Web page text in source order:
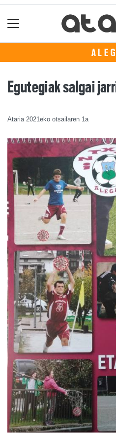
Egutegiak salgai
Ataria 2021eko otsailaren 1a